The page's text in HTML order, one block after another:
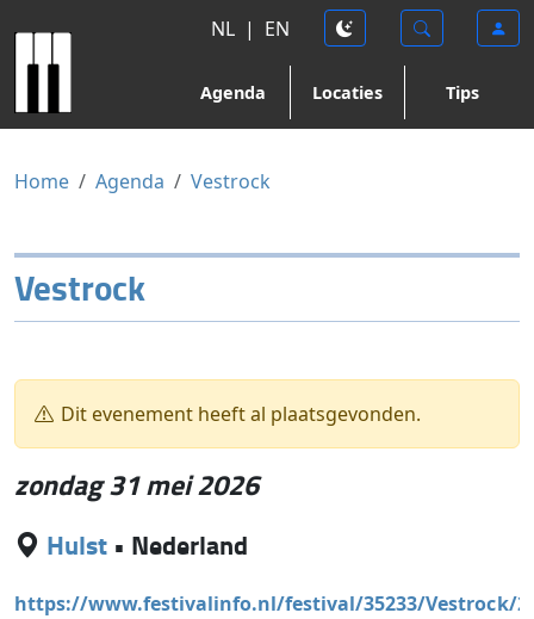
NL | EN
Agenda Locaties Tips
Home Agenda Vestrock
Vestrock
Dit evenement heeft al plaatsgevonden.
zondag 31 mei 2026
Hulst • Nederland
https://www.festivalinfo.nl/festival/35233/Vestrock/